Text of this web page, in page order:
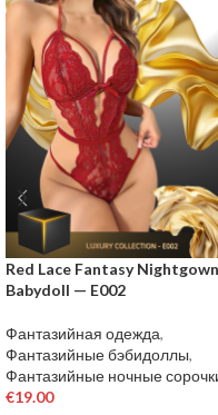
Red Lace Fantasy Nightgown
Babydoll — E002
Фантазийная одежда,
Фантазийные бэбидоллы,
Фантазийные ночные
€19.00